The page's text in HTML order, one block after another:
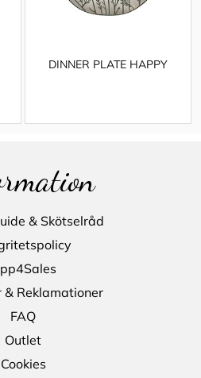
DINNER PLATE HAPPY
& Skötselråd
& Reklamationer
FAQ
Outlet
Cookies